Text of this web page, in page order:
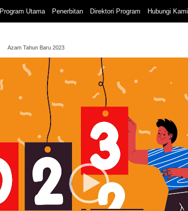
Program Utama Penerbitan Direktori Program Hubungi Kami
Azam Tahun Baru 2023